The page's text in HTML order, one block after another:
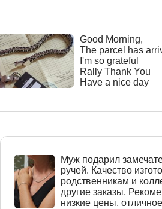
Good Morning,
The parcel has
I'm so grateful
Rally Thank You
Have a nice day
Муж подарил
ручей. Качество
родственникам и
другие заказы.
низкие цены,